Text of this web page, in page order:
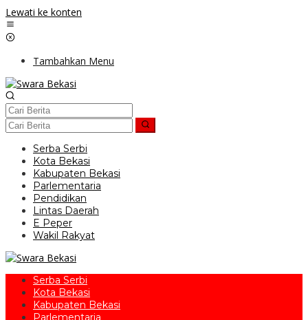
Lewati ke konten
Tambahkan Menu
Serba Serbi
Kota Bekasi
Kabupaten Bekasi
Parlementaria
Pendidikan
Lintas Daerah
E Peper
Wakil Rakyat
Serba Serbi
Kota Bekasi
Kabupaten Bekasi
Parlementaria